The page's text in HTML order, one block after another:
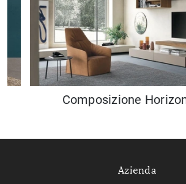
Composizione
Azienda